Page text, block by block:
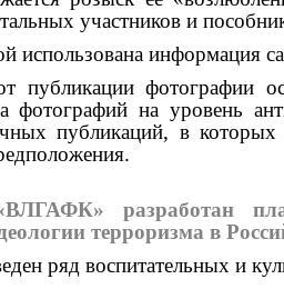
участников и
использована информация
публикации фотографии
фотографий на уровень
публикаций, в
разработан
терроризма в
ряд воспитательных и